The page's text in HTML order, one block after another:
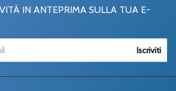
IN ANTEPRIMA SULLA TUA E-
Iscriviti